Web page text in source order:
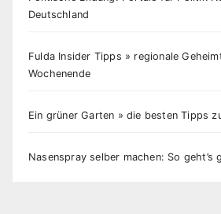
Deutschland
Fulda Insider Tipps » regionale
Wochenende
Ein grüner Garten » die besten Tipps
Nasenspray selber machen: So geht’s